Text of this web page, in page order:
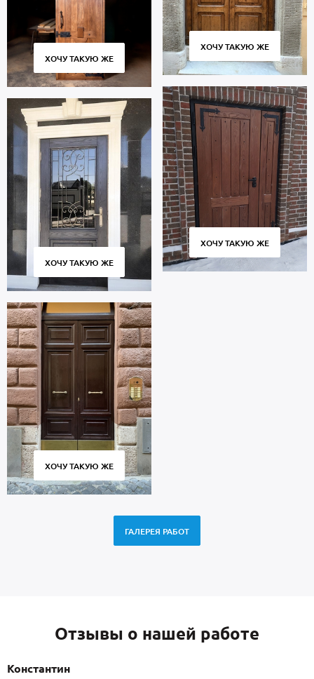
ХОЧУ ТАКУЮ ЖЕ
ХОЧУ ТАКУЮ ЖЕ
ХОЧУ ТАКУЮ ЖЕ
ХОЧУ ТАКУЮ ЖЕ
ХОЧУ ТАКУЮ ЖЕ
ГАЛЕРЕЯ РАБОТ
Отзывы о нашей работе
Константин